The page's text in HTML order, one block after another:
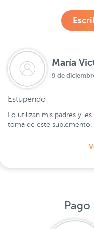
María
9 de
Estupendo
Lo utilizan mis padres y
toma de este suplemento.
Pago